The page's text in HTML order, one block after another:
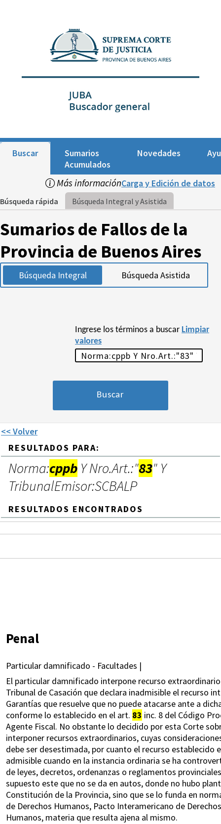
Buscar
Sumarios
Acumulados
Novedades
Más informaciónCarga y Edición de datos
Búsqueda rápida Búsqueda Integral y Asistida
Sumarios de Fallos de la
Provincia de Buenos Aires
Búsqueda Integral Búsqueda Asistida
Ingrese los términos a buscar Limpiar
valores
<< Volver
RESULTADOS PARA:
Norma:cppb Y Nro.Art.:"83" Y
TribunalEmisor:SCBALP
RESULTADOS ENCONTRADOS
Penal
Particular damnificado - Facultades |
El particular damnificado interpone recurso
Tribunal de Casación que declara inadmisible el recurso
Garantías que resuelve que no puede atacarse ante a
conforme lo establecido en el art. 83 inc. 8 del Código
Agente Fiscal. No obstante lo decidido por esta Corte
interponer recursos extraordinarios, cuyas
debe ser desestimada, por cuanto el recurso establecido
admisible cuando en la instancia ordinaria se ha
de leyes, decretos, ordenanzas o reglamentos
supuesto este que no se da en autos, donde no hubo
Constitución de la Provincia, sino que se lo funda en
de Derechos Humanos, Pacto Interamericano de
Humanos, materia que resulta ajena al mismo.